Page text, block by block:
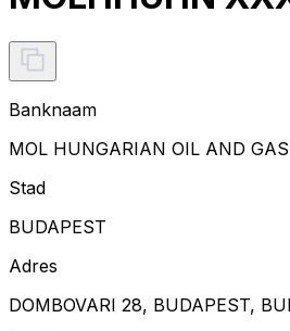
Banknaam
MOL HUNGARIAN OIL AND
Stad
BUDAPEST
Adres
DOMBOVARI 28, BUDAPEST,